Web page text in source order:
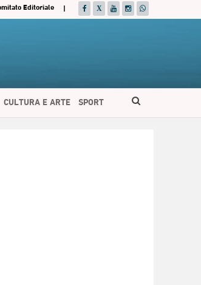
|
Editoriale
CULTURA E ARTE SPORT